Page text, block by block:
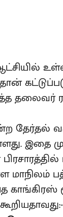
தலைவர்
தேர்தல்
இதை
மாநிலம்